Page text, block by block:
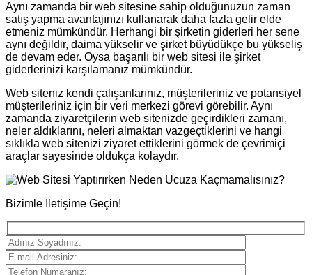
Aynı zamanda bir web sitesine sahip olduğunuzun zaman
satış yapma avantajınızı kullanarak daha fazla gelir elde
etmeniz mümkündür. Herhangi bir şirketin giderleri her sene
aynı değildir, daima yükselir ve şirket büyüdükçe bu yükseliş
de devam eder. Oysa başarılı bir web sitesi ile şirket
giderlerinizi karşılamanız mümkündür.
Web siteniz kendi çalışanlarınız, müşterileriniz ve potansiyel
müşterileriniz için bir veri merkezi görevi görebilir. Aynı
zamanda ziyaretçilerin web sitenizde geçirdikleri zamanı,
neler aldıklarını, neleri almaktan vazgeçtiklerini ve hangi
sıklıkla web sitenizi ziyaret ettiklerini görmek de çevrimiçi
araçlar sayesinde oldukça kolaydır.
Bizimle İletişime Geçin!